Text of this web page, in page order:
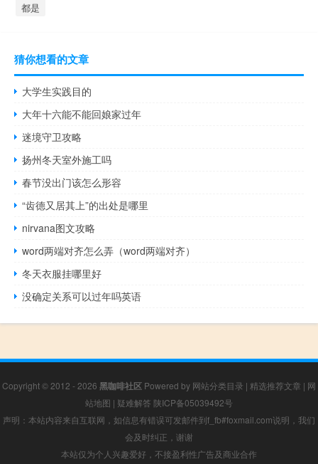
都是
猜你想看的文章
大学生实践目的
大年十六能不能回娘家过年
迷境守卫攻略
扬州冬天室外施工吗
春节没出门该怎么形容
“齿德又居其上”的出处是哪里
nirvana图文攻略
word两端对齐怎么弄（word两端对齐）
冬天衣服挂哪里好
没确定关系可以过年吗英语
Copyright © 2012 - 2026 黑咖啡社区 Powered by 网站分类目录 | 精选推荐文章 | 网
站地图 | 疑难解答 陕ICP备05039492号
声明：本站内容来自互联网，如信息有错误可发邮件到f_fb#foxmail.com说明，我们
会及时纠正，谢谢
本站仅为个人兴趣爱好，不接盈利性广告及商业合作